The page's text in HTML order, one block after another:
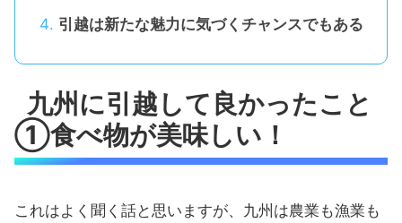
引越は新たな魅力に気づくチャンスでもある
九州に引越して良かったこと
①食べ物が美味しい！
これはよく聞く話と思いますが、九州は農業も漁業も